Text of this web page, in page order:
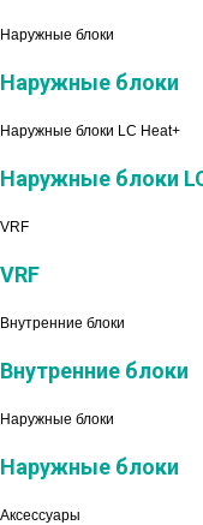
Наружные блоки
Наружные блоки
Наружные блоки LC Heat+
Наружные блоки
VRF
VRF
Внутренние блоки
Внутренние блоки
Наружные блоки
Наружные блоки
Аксессуары